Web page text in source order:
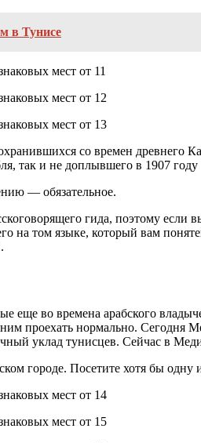
в Тунисе
со времен древнего
так и не доплывшего в 1907
— обязательное.
гида, поэтому если
на том языке, который вам
во времена арабского
проехать нормально. Сегодня
уклад тунисцев. Сейчас в
городе. Посетите хотя бы